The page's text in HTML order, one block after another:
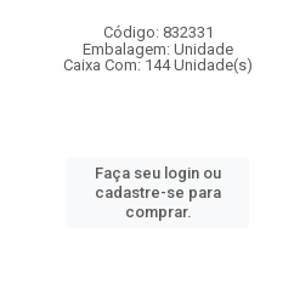
Código: 832331
Embalagem: Unidade
Caixa Com: 144 Unidade(s)
Faça seu login ou
cadastre-se para
comprar.